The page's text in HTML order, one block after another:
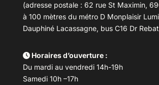
(adresse postale : 62 rue St Maximin,
à 100 mètres du métro D Monplaisir
Dauphiné Lacassagne, bus C16 Dr
Horaires d’ouverture :
Du mardi au vendredi 14h-19h
Samedi 10h –17h